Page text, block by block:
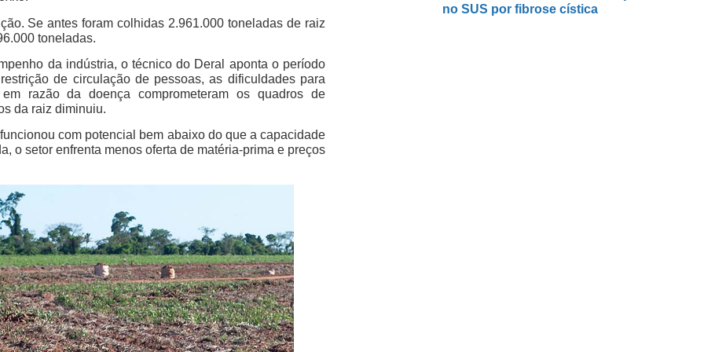
Se antes foram colhidas 2.961.000 toneladas de raiz
toneladas.
da indústria, o técnico do Deral aponta o período
de circulação de pessoas, as dificuldades para
razão da doença comprometeram os quadros de
da raiz diminuiu.
com potencial bem abaixo do que a capacidade
o setor enfrenta menos oferta de matéria-prima e preços
no SUS por fibrose cística